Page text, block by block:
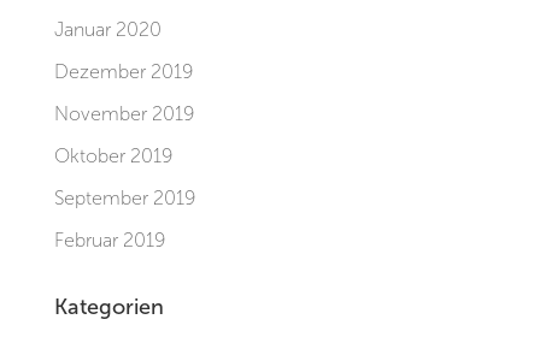
Januar 2020
Dezember 2019
November 2019
Oktober 2019
September 2019
Februar 2019
Kategorien